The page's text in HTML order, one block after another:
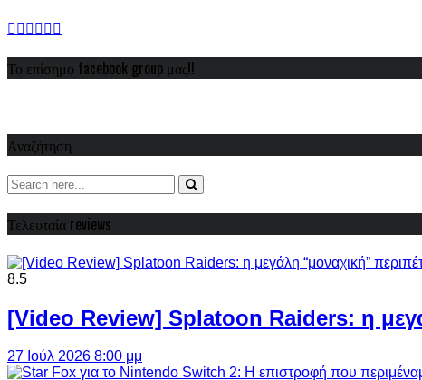
Το επίσημο facebook group μας!!
Αναζήτηση
Τελευταία reviews
8.5
[Video Review] Splatoon Raiders: η
27 Ιούλ 2026 8:00 μμ